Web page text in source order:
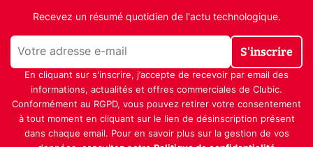
Recevez un résumé quotidien de l'actu technologique.
S'inscrire
En cliquant sur s'inscrire, j’accepte de recevoir par email des
informations, actualités et offres commerciales de Clubic.
Conformément au RGPD, vous pouvez retirer votre consentement
à tout moment en cliquant sur le lien de désinscription présent
dans chaque email. Pour en savoir plus sur la gestion de vos